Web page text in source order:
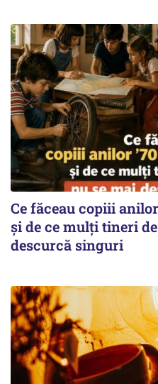
Ce făceau copiii
și de ce mulți tineri
descurcă singuri